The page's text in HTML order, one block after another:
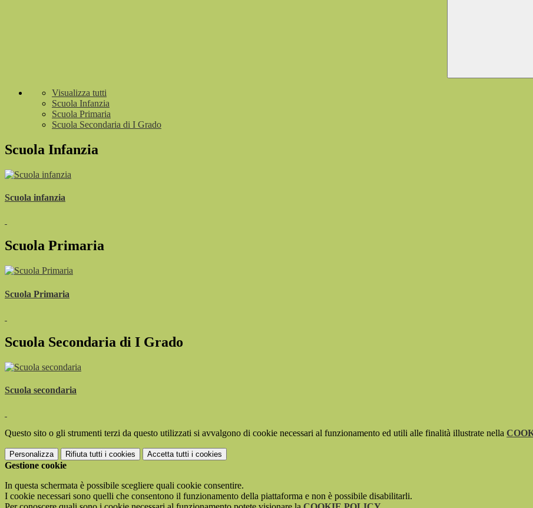
Visualizza tutti
Scuola Infanzia
Scuola Primaria
Scuola Secondaria di I Grado
Scuola Infanzia
Scuola infanzia
Scuola Primaria
Scuola Primaria
Scuola Secondaria di I Grado
Scuola secondaria
Questo sito o gli strumenti terzi da questo utilizzati si avvalgono di cookie necessari al funzionamento ed utili alle finalità illustrate nella
Personalizza Rifiuta tutti i cookies Accetta tutti i cookies
Gestione cookie
In questa schermata è possibile scegliere quali cookie consentire.
I cookie necessari sono quelli che consentono il funzionamento della piattaforma e non è possibile disabilitarli.